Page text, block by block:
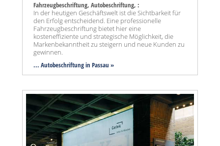
Fahrzeugbeschriftung, Autobeschriftung, :
In der heutigen Geschäftswelt ist die Sichtbarkeit für
den Erfolg entscheidend. Eine professionelle
Fahrzeugbeschriftung bietet hier eine
kosteneffiziente und strategische Möglichkeit, die
Markenbekanntheit zu steigern und neue Kunden zu
gewinnen.
... Autobeschriftung in Passau »